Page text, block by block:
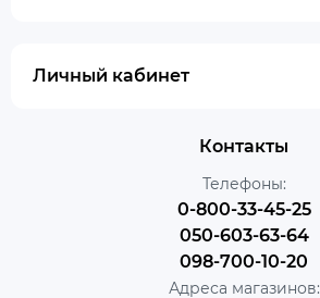
Личный кабинет
Контакты
Телефоны:
0-800-33-45-25
050-603-63-64
098-700-10-20
Адреса магазинов: